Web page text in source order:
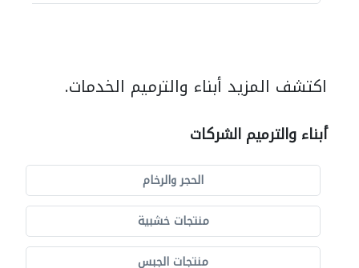
اكتشف المزيد أبناء والترميم الخدمات.
أبناء والترميم الشركات
الحجر والرخام
منتجات خشبية
منتجات الجبس